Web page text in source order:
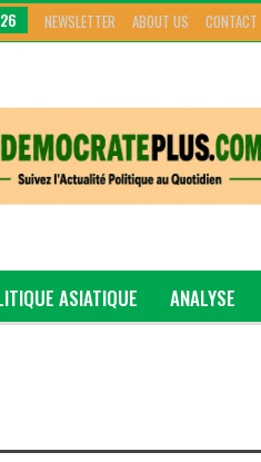
NEWSLETTER ABOUT US
ASIATIQUE
ANALYSE